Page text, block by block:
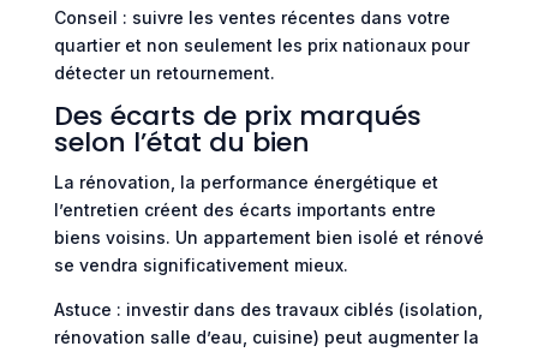
Conseil : suivre les ventes récentes dans votre
quartier et non seulement les prix nationaux pour
détecter un retournement.
Des écarts de prix marqués
selon l’état du bien
La rénovation, la performance énergétique et
l’entretien créent des écarts importants entre
biens voisins. Un appartement bien isolé et rénové
se vendra significativement mieux.
Astuce : investir dans des travaux ciblés (isolation,
rénovation salle d’eau, cuisine) peut augmenter la